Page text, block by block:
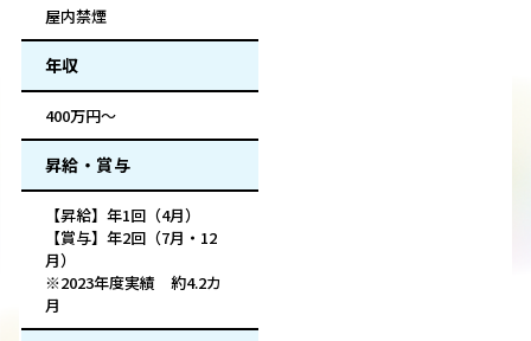
屋内禁煙
年収
400万円～
昇給・賞与
【昇給】年1回（4月）
【賞与】年2回（7月・12
月）
※2023年度実績 約4.2カ
月